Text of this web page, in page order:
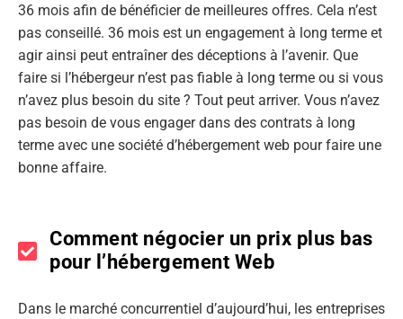
36 mois afin de bénéficier de meilleures offres. Cela n’est
pas conseillé. 36 mois est un engagement à long terme et
agir ainsi peut entraîner des déceptions à l’avenir. Que
faire si l’hébergeur n’est pas fiable à long terme ou si vous
n’avez plus besoin du site ? Tout peut arriver. Vous n’avez
pas besoin de vous engager dans des contrats à long
terme avec une société d’hébergement web pour faire une
bonne affaire.
Comment négocier un prix plus bas
pour l’hébergement Web
Dans le marché concurrentiel d’aujourd’hui, les entreprises